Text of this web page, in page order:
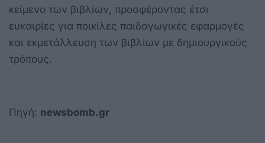
κείμενο των βιβλίων, προσφέροντας έτσι
ευκαιρίες για ποικίλες παιδαγωγικές εφαρμογές
και εκμετάλλευση των βιβλίων με δημιουργικούς
τρόπους.
Πηγή: newsbomb.gr